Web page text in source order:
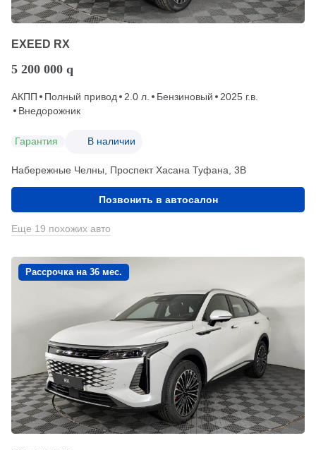
EXEED RX
5 200 000 q
АКПП Полный привод 2.0 л. Бензиновый
2025 г.в.
Внедорожник
Гарантия В наличии
Набережные Челны, Проспект Хасана Туфана, 3В
Позвонить в автосалон
Еще 19 похожих авто
Рассрочка на 36 мес.